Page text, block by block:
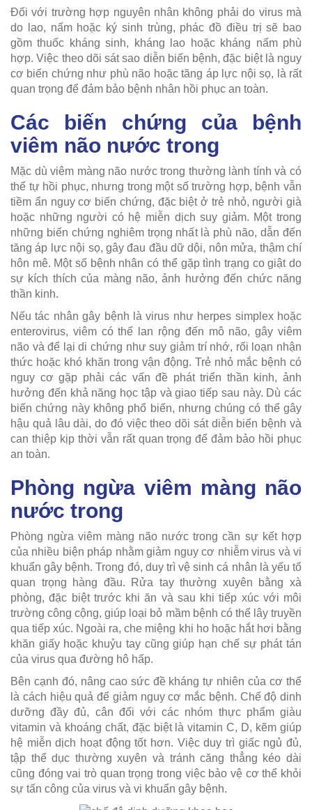
Đối với trường hợp nguyên nhân không phải do virus mà
do lao, nấm hoặc ký sinh trùng, phác đồ điều trị sẽ bao
gồm thuốc kháng sinh, kháng lao hoặc kháng nấm phù
hợp. Việc theo dõi sát sao diễn biến bệnh, đặc biệt là nguy
cơ biến chứng như phù não hoặc tăng áp lực nội sọ, là rất
quan trọng để đảm bảo bệnh nhân hồi phục an toàn.
Các biến chứng của bệnh
viêm não nước trong
Mặc dù viêm màng não nước trong thường lành tính và có
thể tự hồi phục, nhưng trong một số trường hợp, bệnh vẫn
tiềm ẩn nguy cơ biến chứng, đặc biệt ở trẻ nhỏ, người già
hoặc những người có hệ miễn dịch suy giảm. Một trong
những biến chứng nghiêm trọng nhất là phù não, dẫn đến
tăng áp lực nội sọ, gây đau đầu dữ dội, nôn mửa, thậm chí
hôn mê. Một số bệnh nhân có thể gặp tình trạng co giật do
sự kích thích của màng não, ảnh hưởng đến chức năng
thần kinh.
Nếu tác nhân gây bệnh là virus như herpes simplex hoặc
enterovirus, viêm có thể lan rộng đến mô não, gây viêm
não và để lại di chứng như suy giảm trí nhớ, rối loạn nhận
thức hoặc khó khăn trong vận động. Trẻ nhỏ mắc bệnh có
nguy cơ gặp phải các vấn đề phát triển thần kinh, ảnh
hưởng đến khả năng học tập và giao tiếp sau này. Dù các
biến chứng này không phổ biến, nhưng chúng có thể gây
hậu quả lâu dài, do đó việc theo dõi sát diễn biến bệnh và
can thiệp kịp thời vẫn rất quan trọng để đảm bảo hồi phục
an toàn.
Phòng ngừa viêm màng não
nước trong
Phòng ngừa viêm màng não nước trong cần sự kết hợp
của nhiều biện pháp nhằm giảm nguy cơ nhiễm virus và vi
khuẩn gây bệnh. Trong đó, duy trì vệ sinh cá nhân là yếu tố
quan trọng hàng đầu. Rửa tay thường xuyên bằng xà
phòng, đặc biệt trước khi ăn và sau khi tiếp xúc với môi
trường công cộng, giúp loại bỏ mầm bệnh có thể lây truyền
qua tiếp xúc. Ngoài ra, che miệng khi ho hoặc hắt hơi bằng
khăn giấy hoặc khuỷu tay cũng giúp hạn chế sự phát tán
của virus qua đường hô hấp.
Bên cạnh đó, nâng cao sức đề kháng tự nhiên của cơ thể
là cách hiệu quả để giảm nguy cơ mắc bệnh. Chế độ dinh
dưỡng đầy đủ, cân đối với các nhóm thực phẩm giàu
vitamin và khoáng chất, đặc biệt là vitamin C, D, kẽm giúp
hệ miễn dịch hoạt động tốt hơn. Việc duy trì giấc ngủ đủ,
tập thể dục thường xuyên và tránh căng thẳng kéo dài
cũng đóng vai trò quan trọng trong việc bảo vệ cơ thể khỏi
sự tấn công của virus và vi khuẩn gây bệnh.